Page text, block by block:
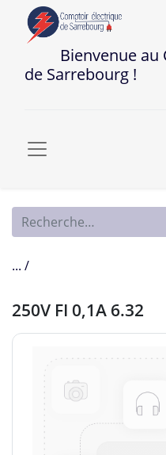
Bienvenue au
de Sarrebourg !
... /
250V FI 0,1A 6.32